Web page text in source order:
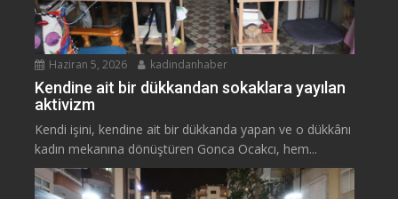
Haziran 5, 2026 kadindanhaber
Kendine ait bir dükkandan sokaklara yayılan
aktivizm
Kendi işini, kendine ait bir dükkanda yapan ve o dükkânı
kadın mekanına dönüştüren Gonca Ocakcı, hem...